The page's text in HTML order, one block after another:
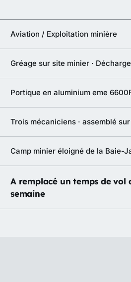
Aviation / Exploitation minière
Gréage sur site minier ·
Portique en aluminium eme
Trois mécaniciens · assemblé
Camp minier éloigné de la Baie-
A remplacé un temps de vol
semaine